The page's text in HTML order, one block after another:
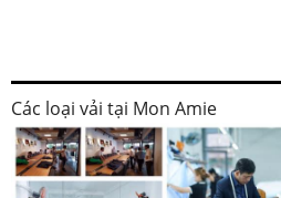
Các loại vải tại Mon Amie